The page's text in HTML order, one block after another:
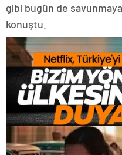
gibi bugün de
konuştu.